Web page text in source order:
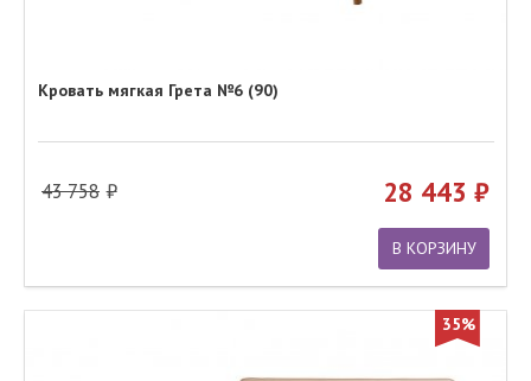
Кровать мягкая Грета №6 (90)
43 758 28 443
В КОРЗИНУ
35%